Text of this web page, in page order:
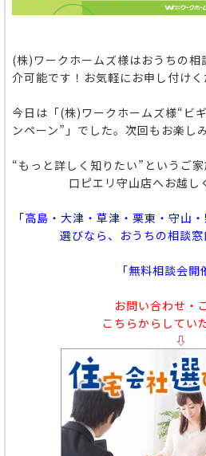
(株)ワークホームズ様はおうちの
介可能です！お気軽にお申し付けく
今日は「(株)ワークホームズ様“ビ
ンペーン”」でした。次回もお楽しみ
“もっと詳しく知りたい”というご
口ピエリ守山店へお越し
「高島・大津・草津・栗東・守山
選びなら、おうちの相談窓
「無料相談会開
お問い合わせ・
こちらからしてい
⇩